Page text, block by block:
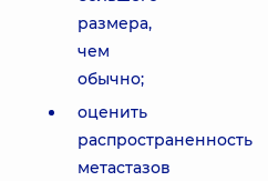
размера,
чем
обычно;
оценить
распространенность
метастазов